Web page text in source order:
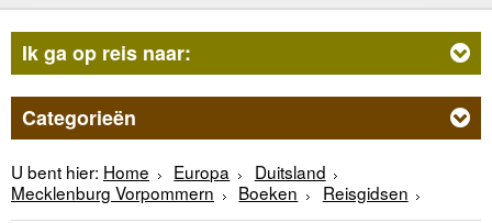
Ik ga op reis naar:
Categorieën
U bent hier: Home Europa
Duitsland
Mecklenburg Vorpommern
Boeken Reisgidsen